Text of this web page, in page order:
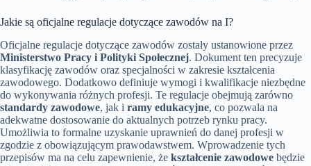
Jakie są oficjalne regulacje dotyczące zawodów na I?
Oficjalne regulacje dotyczące zawodów zostały ustanowione przez
Ministerstwo Pracy i Polityki Społecznej. Dokument ten precyzuje
klasyfikację zawodów oraz specjalności w zakresie kształcenia
zawodowego. Dodatkowo definiuje wymogi i kwalifikacje niezbędne
do wykonywania różnych profesji. Te regulacje obejmują zarówno
standardy zawodowe, jak i ramy edukacyjne, co pozwala na
adekwatne dostosowanie do aktualnych potrzeb rynku pracy.
Umożliwia to formalne uzyskanie uprawnień do danej profesji w
zgodzie z obowiązującym prawodawstwem. Wprowadzenie tych
przepisów ma na celu zapewnienie, że kształcenie zawodowe będzie